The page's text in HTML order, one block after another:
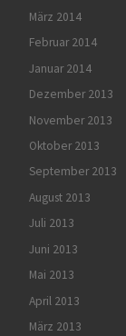
März 2014
Februar 2014
Januar 2014
Dezember 2013
November 2013
Oktober 2013
September 2013
August 2013
Juli 2013
Juni 2013
Mai 2013
April 2013
März 2013